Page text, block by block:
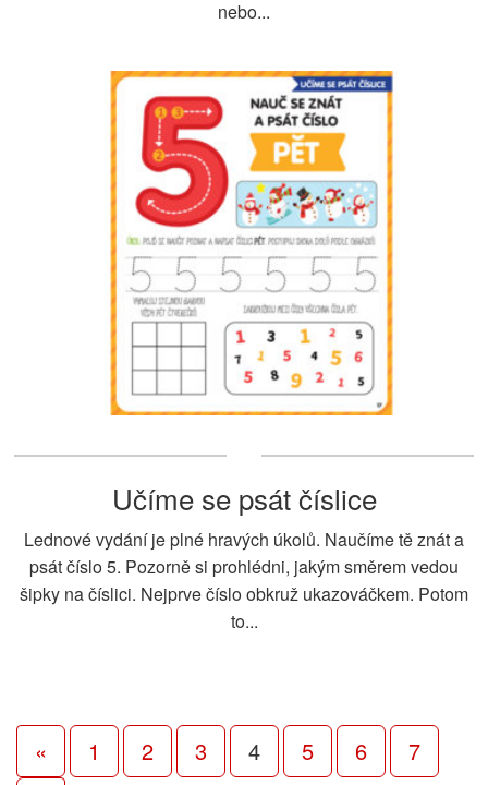
nebo...
Učíme se psát číslice
Lednové vydání je plné hravých úkolů. Naučíme tě znát a
psát číslo 5. Pozorně si prohlédni, jakým směrem vedou
šipky na číslici. Nejprve číslo obkruž ukazováčkem. Potom
to...
« 1 2 3 4 5 6
7